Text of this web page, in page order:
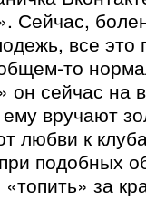
Сейчас,
все это
то
он сейчас на
вручают
любви к
подобных
за